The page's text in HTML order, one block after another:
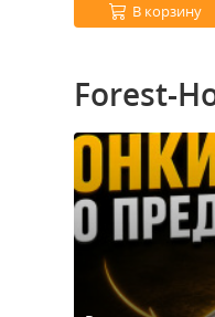
В корзину
Forest-